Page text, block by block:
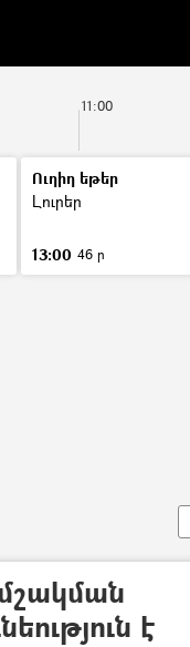
11:00
Ուղիղ եթեր
Լուրեր
13:00 46 ր
է